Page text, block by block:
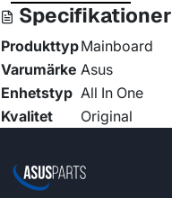
Specifikationer
ProdukttypMainboard
Varumärke Asus
Enhetstyp All In One
Kvalitet
Original